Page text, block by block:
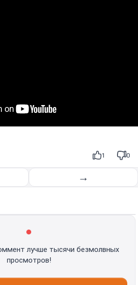
1 0
→
лучше тысячи безмолвных
просмотров!